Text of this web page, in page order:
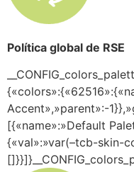
Política global de RSE
Accent»,»parent»:-
[{«name»:»Default
{«val»:»var(–tcb-skin-